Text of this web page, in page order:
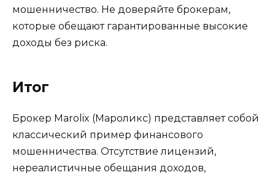
мошенничество. Не доверяйте брокерам,
которые обещают гарантированные высокие
доходы без риска.
Итог
Брокер Marolix (Мароликс) представляет собой
классический пример финансового
мошенничества. Отсутствие лицензий,
нереалистичные обещания доходов,